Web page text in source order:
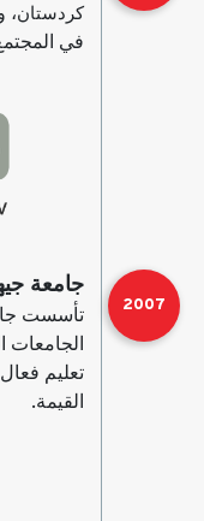
كردستان،
في
2007
جامعة
تأسست
الجامعات
تعليم
القيمة.